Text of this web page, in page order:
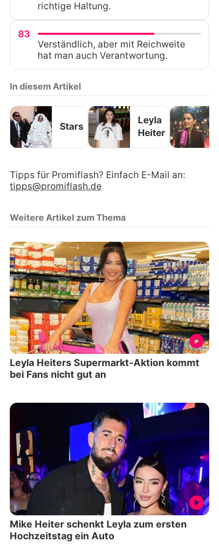
richtige Haltung.
83
Verständlich, aber mit Reichweite
hat man auch Verantwortung.
In diesem Artikel
Stars
Leyla
Heiter
Tipps für Promiflash? Einfach E-Mail an:
tipps@promiflash.de
Weitere Artikel zum Thema
Leyla Heiters Supermarkt-Aktion kommt
bei Fans nicht gut an
Mike Heiter schenkt Leyla zum ersten
Hochzeitstag ein Auto